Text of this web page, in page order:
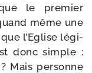
le pre­mier
même une
l’Eglise légi­
donc simple :
Mais per­sonne